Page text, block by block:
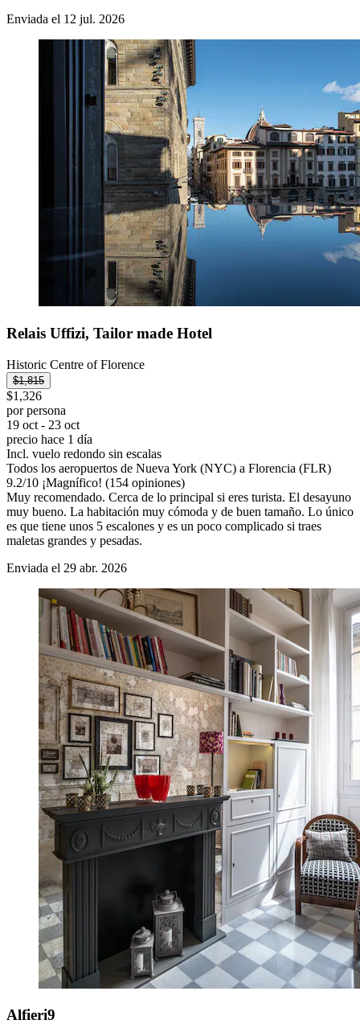
Enviada el 12 jul. 2026
Relais Uffizi, Tailor made Hotel
Historic Centre of Florence
$1,815
$1,326
por persona
19 oct - 23 oct
precio hace 1 día
Incl. vuelo redondo sin escalas
Todos los aeropuertos de Nueva York (NYC) a Florencia (FLR)
9.2/10 ¡Magnífico! (154 opiniones)
Muy recomendado. Cerca de lo principal si eres turista. El desayuno
muy bueno. La habitación muy cómoda y de buen tamaño. Lo único
es que tiene unos 5 escalones y es un poco complicado si traes
maletas grandes y pesadas.
Enviada el 29 abr. 2026
Alfieri9